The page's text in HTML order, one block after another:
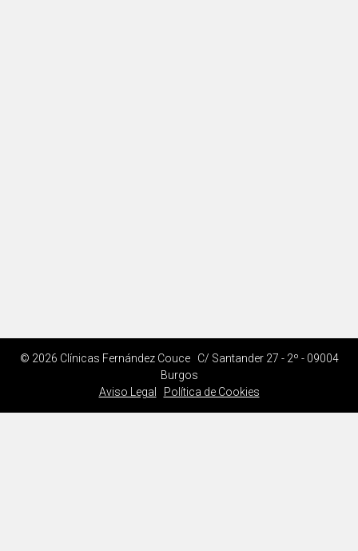
© 2026 Clínicas Fernández Couce C/ Santander 27 - 2º - 09004
Burgos
Aviso Legal
Política de Cookies